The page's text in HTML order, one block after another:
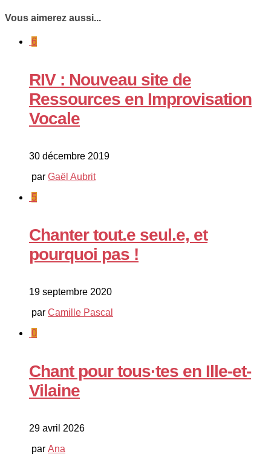
Vous aimerez aussi...
6
RIV : Nouveau site de
Ressources en Improvisation
Vocale
30 décembre 2019
par Gaël Aubrit
5
Chanter tout.e seul.e, et
pourquoi pas !
19 septembre 2020
par Camille Pascal
0
Chant pour tous·tes en Ille-et-
Vilaine
29 avril 2026
par Ana